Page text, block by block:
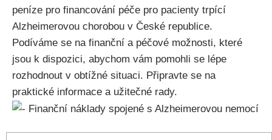
peníze pro financování péče pro pacienty trpící
Alzheimerovou chorobou v České republice.
Podíváme se na finanční a péčové možnosti, které
jsou k dispozici, abychom vám pomohli se lépe
rozhodnout v obtížné situaci. Připravte se na
praktické informace a užitečné rady.